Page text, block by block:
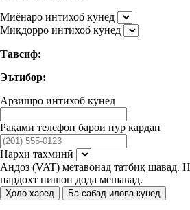
Миёнаро интихоб кунед
Миқдорро интихоб кунед
Тавсиф:
Эътибор:
Арзишро интихоб кунед
Рақами телефон барои пур кардан
Нархи тахминӣ
Андоз (VAT) метавонад татбиқ шавад.
пардохт нишон дода мешавад.
Ҳоло харед Ба сабад илова кунед